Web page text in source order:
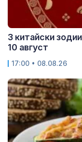
3 китайски
10 август
17:00 • 08.08.26